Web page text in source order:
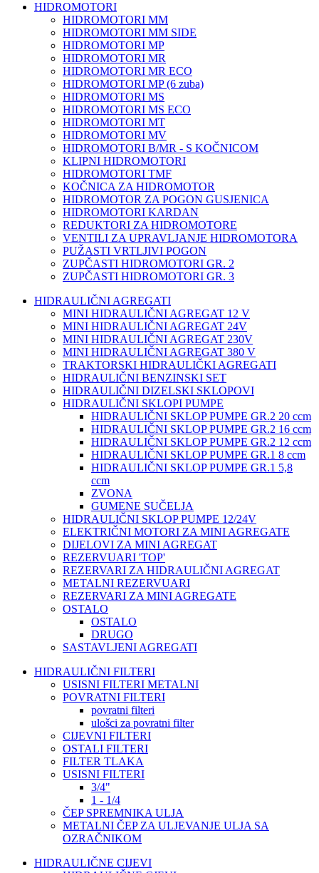
HIDROMOTORI
HIDROMOTORI MM
HIDROMOTORI MM SIDE
HIDROMOTORI MP
HIDROMOTORI MR
HIDROMOTORI MR ECO
HIDROMOTORI MP (6 zuba)
HIDROMOTORI MS
HIDROMOTORI MS ECO
HIDROMOTORI MT
HIDROMOTORI MV
HIDROMOTORI B/MR - S KOČNICOM
KLIPNI HIDROMOTORI
HIDROMOTORI TMF
KOČNICA ZA HIDROMOTOR
HIDROMOTOR ZA POGON GUSJENICA
HIDROMOTORI KARDAN
REDUKTORI ZA HIDROMOTORE
VENTILI ZA UPRAVLJANJE HIDROMOTORA
PUŽASTI VRTLJIVI POGON
ZUPČASTI HIDROMOTORI GR. 2
ZUPČASTI HIDROMOTORI GR. 3
HIDRAULIČNI AGREGATI
MINI HIDRAULIČNI AGREGAT 12 V
MINI HIDRAULIČNI AGREGAT 24V
MINI HIDRAULIČNI AGREGAT 230V
MINI HIDRAULIČNI AGREGAT 380 V
TRAKTORSKI HIDRAULIČKI AGREGATI
HIDRAULIČNI BENZINSKI SET
HIDRAULIČNI DIZELSKI SKLOPOVI
HIDRAULIČNI SKLOPI PUMPE
HIDRAULIČNI SKLOP PUMPE GR.2 20 ccm
HIDRAULIČNI SKLOP PUMPE GR.2 16 ccm
HIDRAULIČNI SKLOP PUMPE GR.2 12 ccm
HIDRAULIČNI SKLOP PUMPE GR.1 8 ccm
HIDRAULIČNI SKLOP PUMPE GR.1 5,8
ccm
ZVONA
GUMENE SUČELJA
HIDRAULIČNI SKLOP PUMPE 12/24V
ELEKTRIČNI MOTORI ZA MINI AGREGATE
DIJELOVI ZA MINI AGREGAT
REZERVUARI 'TOP'
REZERVARI ZA HIDRAULIČNI AGREGAT
METALNI REZERVUARI
REZERVARI ZA MINI AGREGATE
OSTALO
OSTALO
DRUGO
SASTAVLJENI AGREGATI
HIDRAULIČNI FILTERI
USISNI FILTERI METALNI
POVRATNI FILTERI
povratni filteri
ulošci za povratni filter
CIJEVNI FILTERI
OSTALI FILTERI
FILTER TLAKA
USISNI FILTERI
3/4"
1 - 1/4
ČEP SPREMNIKA ULJA
METALNI ČEP ZA ULJEVANJE ULJA SA
OZRAČNIKOM
HIDRAULIČNE CIJEVI